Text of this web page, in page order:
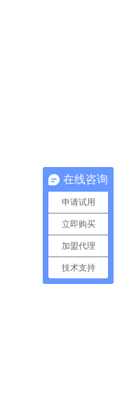
在线咨询
申请试用
立即购买
加盟代理
技术支持